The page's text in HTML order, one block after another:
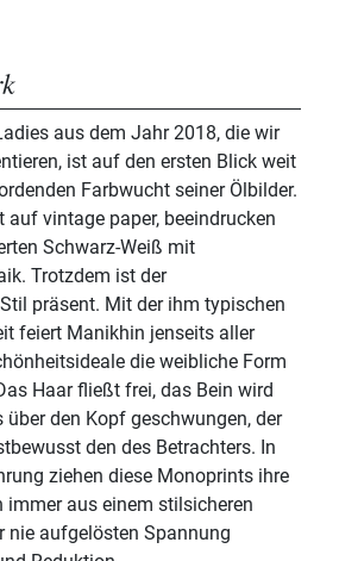
aus dem Jahr 2018, die wir
ist auf den ersten Blick weit
Farbwucht seiner Ölbilder.
vintage paper, beeindrucken
Schwarz-Weiß mit
Trotzdem ist der
präsent. Mit der ihm typischen
feiert Manikhin jenseits aller
die weibliche Form
Haar fließt frei, das Bein wird
den Kopf geschwungen, der
den des Betrachters. In
ziehen diese Monoprints ihre
immer aus einem stilsicheren
nie aufgelösten Spannung